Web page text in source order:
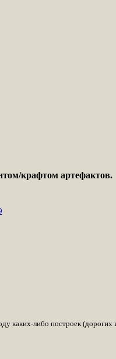
крафтом артефактов.
каких-либо построек (дорогих